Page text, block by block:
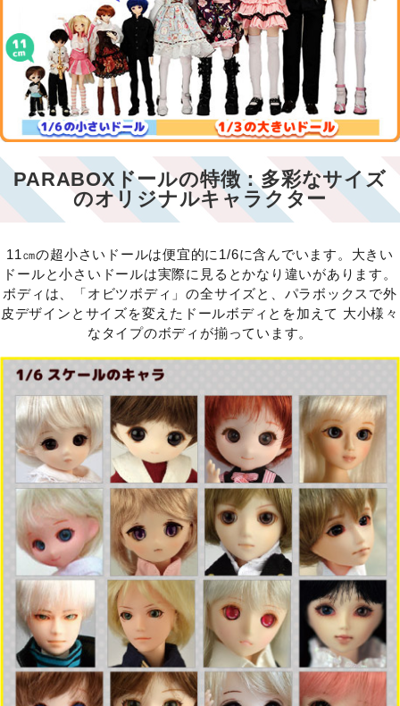
PARABOXドールの特徴：多彩なサイズ
のオリジナルキャラクター
11㎝の超小さいドールは便宜的に1/6に含んでいます。大きい
ドールと小さいドールは実際に見るとかなり違いがあります。
ボディは、「オビツボディ」の全サイズと、パラボックスで外
皮デザインとサイズを変えたドールボディとを加えて 大小様々
なタイプのボディが揃っています。